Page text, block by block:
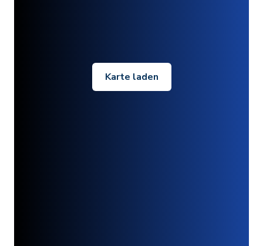
Karte laden